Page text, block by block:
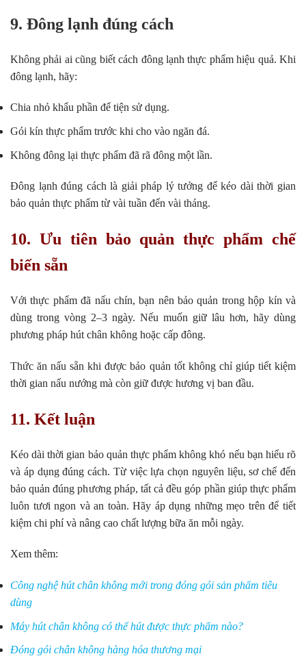
9. Đông lạnh đúng cách
Không phải ai cũng biết cách đông lạnh thực phẩm hiệu quả. Khi
đông lạnh, hãy:
Chia nhỏ khẩu phần để tiện sử dụng.
Gói kín thực phẩm trước khi cho vào ngăn đá.
Không đông lại thực phẩm đã rã đông một lần.
Đông lạnh đúng cách là giải pháp lý tưởng để kéo dài thời gian
bảo quản thực phẩm từ vài tuần đến vài tháng.
10. Ưu tiên bảo quản thực phẩm chế
biến sẵn
Với thực phẩm đã nấu chín, bạn nên bảo quản trong hộp kín và
dùng trong vòng 2–3 ngày. Nếu muốn giữ lâu hơn, hãy dùng
phương pháp hút chân không hoặc cấp đông.
Thức ăn nấu sẵn khi được bảo quản tốt không chỉ giúp tiết kiệm
thời gian nấu nướng mà còn giữ được hương vị ban đầu.
11. Kết luận
Kéo dài thời gian bảo quản thực phẩm không khó nếu bạn hiểu rõ
và áp dụng đúng cách. Từ việc lựa chọn nguyên liệu, sơ chế đến
bảo quản đúng phương pháp, tất cả đều góp phần giúp thực phẩm
luôn tươi ngon và an toàn. Hãy áp dụng những mẹo trên để tiết
kiệm chi phí và nâng cao chất lượng bữa ăn mỗi ngày.
Xem thêm:
Công nghệ hút chân không mới trong đóng gói sản phẩm tiêu
dùng
Máy hút chân không có thể hút được thực phẩm nào?
Đóng gói chân không hàng hóa thương mại